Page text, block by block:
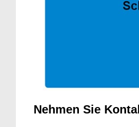
Nehmen Sie